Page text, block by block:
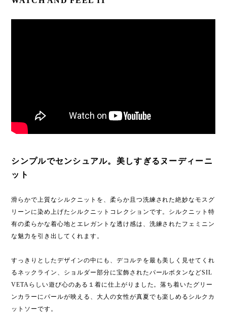
シンプルでセンシュアル。美しすぎるヌーディーニ
ット
滑らかで上質なシルクニットを、柔らか且つ洗練された絶妙なモスグ
リーンに染め上げたシルクニットコレクションです。シルクニット特
有の柔らかな着心地とエレガントな透け感は、洗練されたフェミニン
な魅力を引き出してくれます。
すっきりとしたデザインの中にも、デコルテを最も美しく見せてくれ
るネックライン、ショルダー部分に宝飾されたパールボタンなどSIL
VETAらしい遊び心のある１着に仕上がりました。落ち着いたグリー
ンカラーにパールが映える、大人の女性が真夏でも楽しめるシルクカ
ットソーです。